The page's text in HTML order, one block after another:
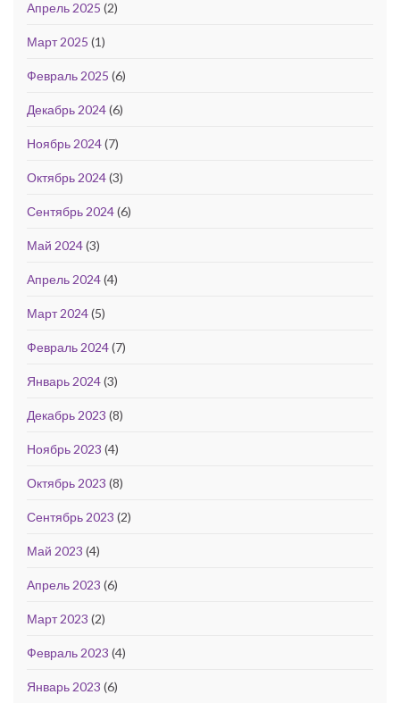
Апрель 2025 (2)
Март 2025 (1)
Февраль 2025 (6)
Декабрь 2024(6)
Ноябрь 2024(7)
Октябрь 2024(3)
Сентябрь 2024(6)
Май 2024(3)
Апрель 2024(4)
Март 2024(5)
Февраль 2024(7)
Январь 2024(3)
Декабрь 2023 (8)
Ноябрь 2023 (4)
Октябрь 2023 (8)
Сентябрь 2023 (2)
Май 2023 (4)
Апрель 2023 (6)
Март 2023 (2)
Февраль 2023 (4)
Январь 2023 (6)